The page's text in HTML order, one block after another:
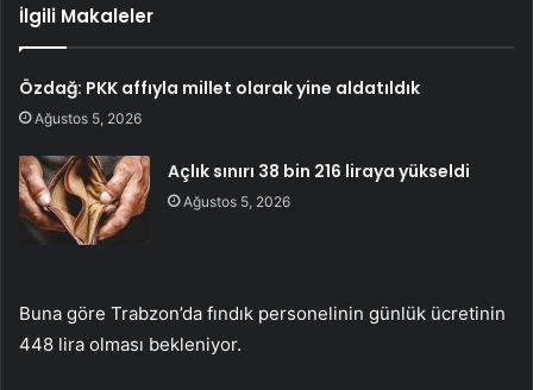
İlgili Makaleler
Özdağ: PKK affıyla millet olarak yine aldatıldık
Ağustos 5, 2026
Açlık sınırı 38 bin 216 liraya yükseldi
Ağustos 5, 2026
Buna göre Trabzon’da fındık personelinin günlük ücretinin
448 lira olması bekleniyor.